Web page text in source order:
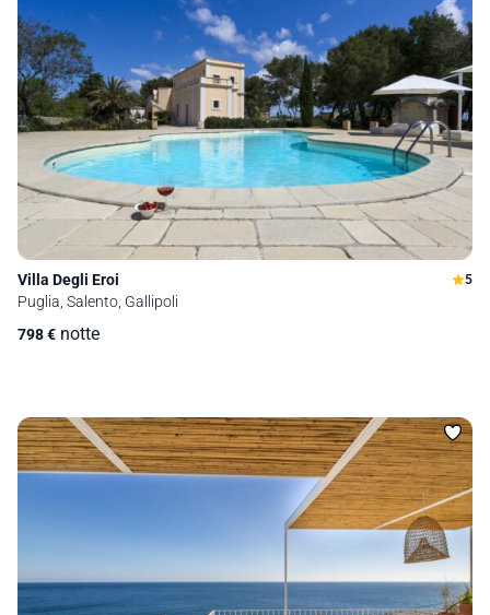
Villa Degli Eroi 5
Puglia, Salento, Gallipoli
798€ notte